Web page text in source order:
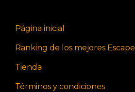
Página inicial
Ranking de los mejores
Tienda
Términos y condiciones